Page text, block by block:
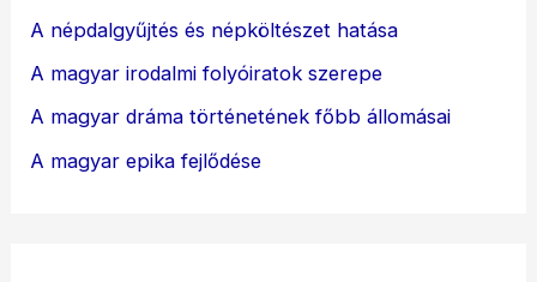
A népdalgyűjtés és népköltészet hatása
A magyar irodalmi folyóiratok szerepe
A magyar dráma történetének főbb állomásai
A magyar epika fejlődése